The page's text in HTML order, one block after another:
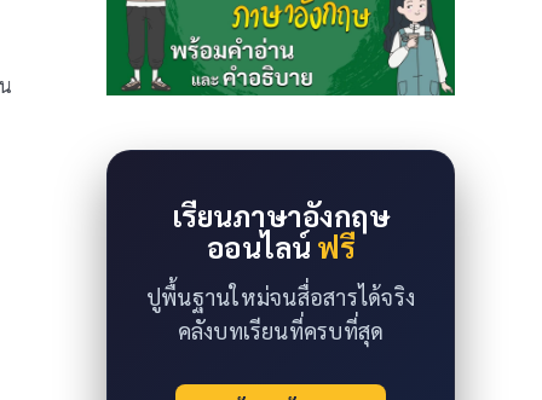
เรียนภาษาอังกฤษ
ออนไลน์ ฟรี
ปูพื้นฐานใหม่จนสื่อสารได้จริง
คลังบทเรียนที่ครบที่สุด